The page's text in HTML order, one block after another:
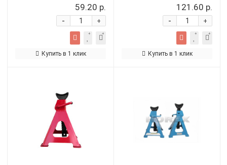
59.20 р.
+
-
Купить в 1 клик
121.60 р.
+
-
Купить в 1 клик